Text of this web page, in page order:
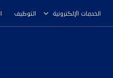
الخدمات الإلكترونية التوظيف